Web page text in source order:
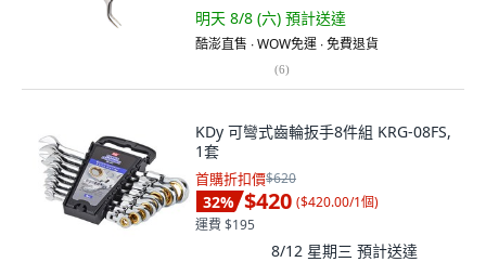
明天 8/8 (六) 預計送達
酷澎直售 ∙ WOW免運 ∙ 免費退貨
(6)
KDy 可彎式齒輪扳手8件組 KRG-08FS,
1套
首購折扣價$620
32% $420 ($420.00/1個)
運費 $195
8/12 星期三 預計送達